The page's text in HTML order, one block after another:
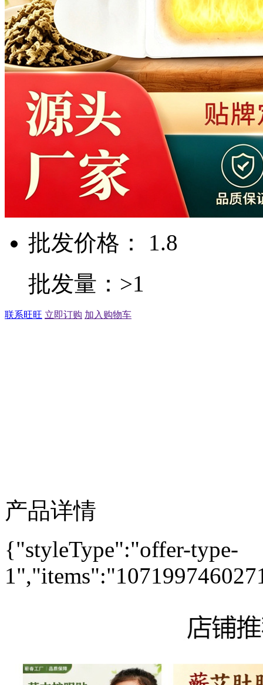
批发价格： 1.8
批发量：>1
联系旺旺 立即订购 加入购物车
产品详情
{"styleType":"offer-type-